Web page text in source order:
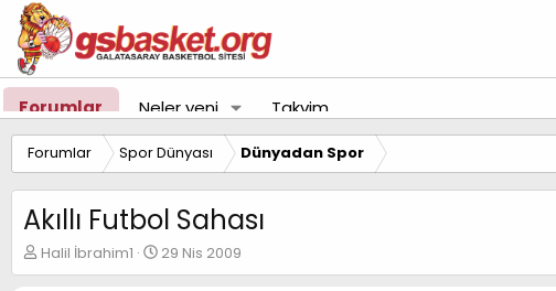
Forumlar Neler yeni Takvim
Forumlar Spor Dünyası Dünyadan Spor
Akıllı Futbol Sahası
K
o
Halil İbrahim1
B
a
29 Nis 2009